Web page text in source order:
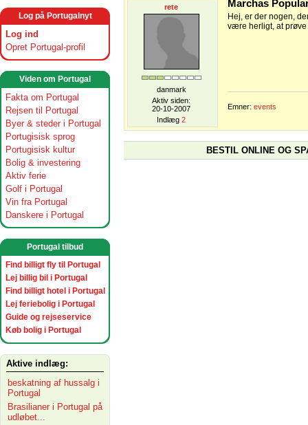
Log på Portugalnyt
Log ind
Opret Portugal-profil
Viden om Portugal
Fakta om Portugal
Rejsen til Portugal
Byer & steder i Portugal
Portugisisk sprog
Portugisisk kultur
Bolig & investering
Aktiv ferie
Golf i Portugal
Vin fra Portugal
Danskere i Portugal
Portugal tilbud
Find billigt fly til Portugal
Lej billig bil i Portugal
Find billigt hotel i Portugal
Lej feriebolig i Portugal
Guide og rejseservice
Køb bolig i Portugal
Aktive indlæg:
beskatning af hussalg i
Portugal
Brasilianer i Portugal på
udløbet...
rete
danmark
Aktiv siden:
20-10-2007
Indlæg 2
Marchas
Hej, er der nogen,
være herligt, at
Emner: events
BESTIL ONLINE OG